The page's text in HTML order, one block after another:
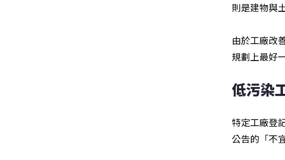
則是建物與
由於工廠改
規劃上最好
低污染
特定工廠登
公告的「不